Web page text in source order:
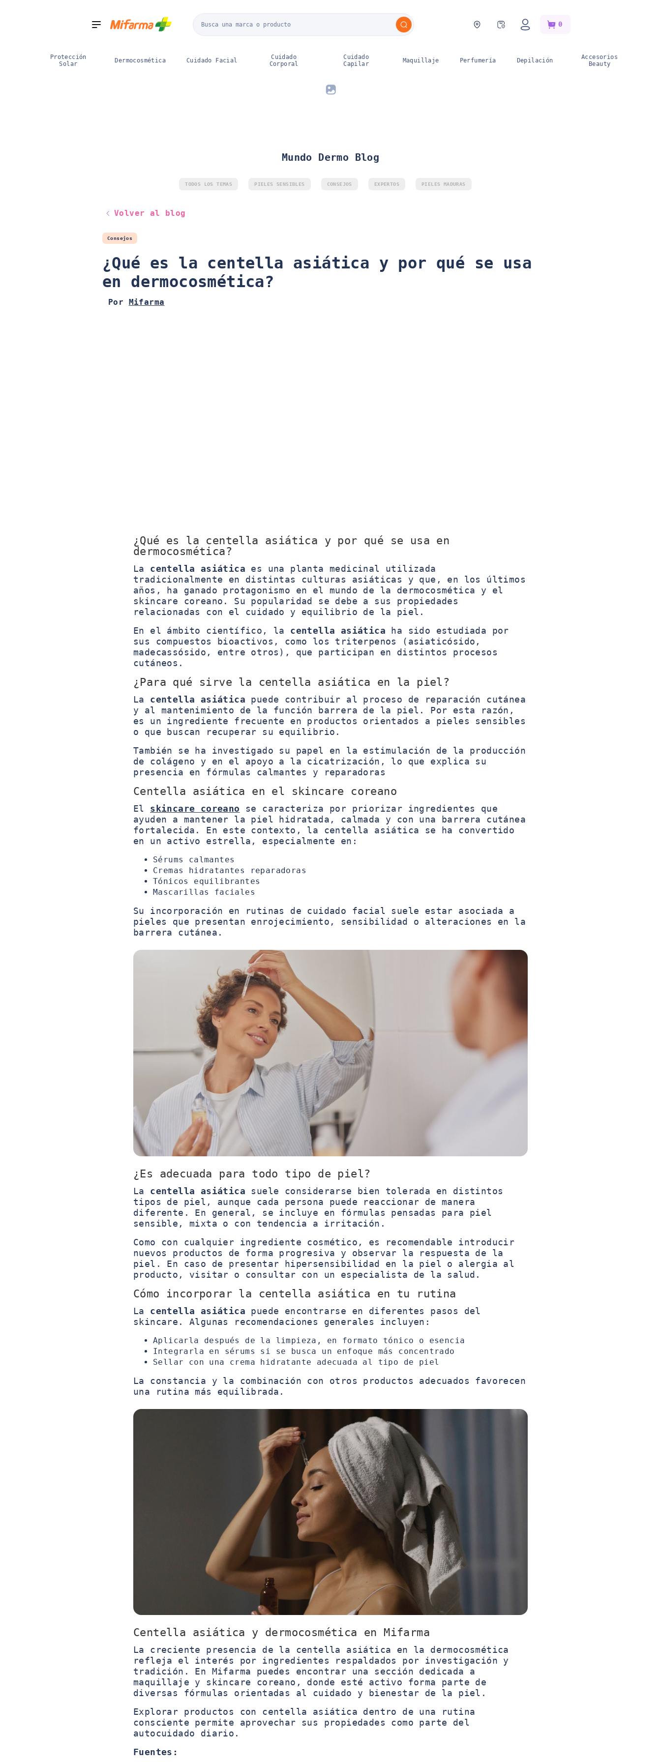
0
Protección
Solar
Dermocosmética Cuidado Facial
Cuidado
Corporal
Cuidado
Capilar
Maquillaje Perfumería Depilación
Accesorios
Beauty
Mundo Dermo Blog
TODOS LOS TEMAS PIELES SENSIBLES CONSEJOS EXPERTOS PIELES MADURAS
Volver al blog
Consejos
¿Qué es la centella asiática y por qué se usa
en dermocosmética?
Por Mifarma
¿Qué es la centella asiática y por qué se usa en
dermocosmética?
La centella asiática es una planta medicinal utilizada
tradicionalmente en distintas culturas asiáticas y que, en los últimos
años, ha ganado protagonismo en el mundo de la dermocosmética y el
skincare coreano. Su popularidad se debe a sus propiedades
relacionadas con el cuidado y equilibrio de la piel.
En el ámbito científico, la centella asiática ha sido estudiada por
sus compuestos bioactivos, como los triterpenos (asiaticósido,
madecassósido, entre otros), que participan en distintos procesos
cutáneos.
¿Para qué sirve la centella asiática en la piel?
La centella asiática puede contribuir al proceso de reparación cutánea
y al mantenimiento de la función barrera de la piel. Por esta razón,
es un ingrediente frecuente en productos orientados a pieles sensibles
o que buscan recuperar su equilibrio.
También se ha investigado su papel en la estimulación de la producción
de colágeno y en el apoyo a la cicatrización, lo que explica su
presencia en fórmulas calmantes y reparadoras
Centella asiática en el skincare coreano
El skincare coreano se caracteriza por priorizar ingredientes que
ayuden a mantener la piel hidratada, calmada y con una barrera cutánea
fortalecida. En este contexto, la centella asiática se ha convertido
en un activo estrella, especialmente en:
Sérums calmantes
Cremas hidratantes reparadoras
Tónicos equilibrantes
Mascarillas faciales
Su incorporación en rutinas de cuidado facial suele estar asociada a
pieles que presentan enrojecimiento, sensibilidad o alteraciones en la
barrera cutánea.
¿Es adecuada para todo tipo de piel?
La centella asiática suele considerarse bien tolerada en distintos
tipos de piel, aunque cada persona puede reaccionar de manera
diferente. En general, se incluye en fórmulas pensadas para piel
sensible, mixta o con tendencia a irritación.
Como con cualquier ingrediente cosmético, es recomendable introducir
nuevos productos de forma progresiva y observar la respuesta de la
piel. En caso de presentar hipersensibilidad en la piel o alergia al
producto, visitar o consultar con un especialista de la salud.
Cómo incorporar la centella asiática en tu rutina
La centella asiática puede encontrarse en diferentes pasos del
skincare. Algunas recomendaciones generales incluyen:
Aplicarla después de la limpieza, en formato tónico o esencia
Integrarla en sérums si se busca un enfoque más concentrado
Sellar con una crema hidratante adecuada al tipo de piel
La constancia y la combinación con otros productos adecuados favorecen
una rutina más equilibrada.
Centella asiática y dermocosmética en Mifarma
La creciente presencia de la centella asiática en la dermocosmética
refleja el interés por ingredientes respaldados por investigación y
tradición. En Mifarma puedes encontrar una sección dedicada a
maquillaje y skincare coreano, donde esté activo forma parte de
diversas fórmulas orientadas al cuidado y bienestar de la piel.
Explorar productos con centella asiática dentro de una rutina
consciente permite aprovechar sus propiedades como parte del
autocuidado diario.
Fuentes: